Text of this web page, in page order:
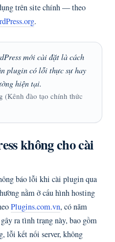
trên site chính — theo
.
mới cài đặt là cách
plugin có lỗi thực sự hay
hiện tại.
(Kênh đào tạo chính thức
không cho cài
báo lỗi khi cài plugin qua
nằm ở cấu hình hosting
Plugins.com.vn, có năm
ra tình trạng này, bao gồm
lỗi kết nối server, không